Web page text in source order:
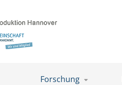
Forschung